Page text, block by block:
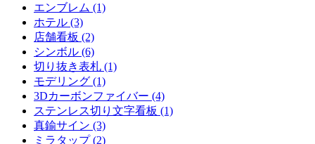
エンブレム (1)
ホテル (3)
店舗看板 (2)
シンボル (6)
切り抜き表札 (1)
モデリング (1)
3Dカーボンファイバー (4)
ステンレス切り文字看板 (1)
真鍮サイン (3)
ミラタップ (2)